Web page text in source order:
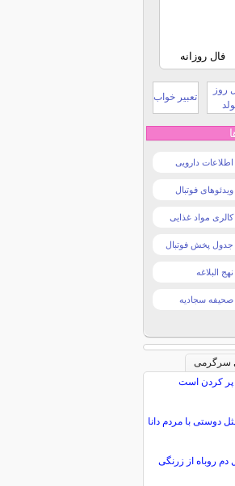
فال روزانه
روز
تعبیر خواب
اطلاعات دارویی
ویدئوهای فوتبال
کالری مواد غذایی
جدول پخش فوتبال
نهج البلاغه
صحیفه سجادیه
سرگرمی
پر کردن است
دوستی با مردم دانا
روباه از زرنگی